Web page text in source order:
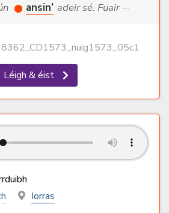
ansin’ adeir sé. Fuair ···
Léigh & éist
Iorras